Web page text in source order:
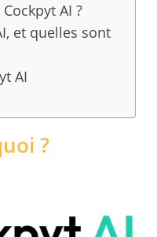
AI ?
et quelles sont
AI
?